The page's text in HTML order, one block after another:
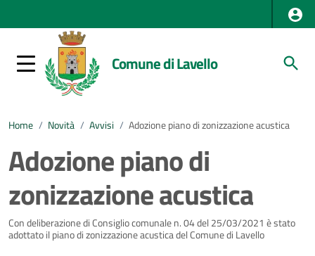
Comune di Lavello
Home / Novità / Avvisi / Adozione piano di zonizzazione acustica
Adozione piano di
zonizzazione acustica
Dettagli della notizia
Con deliberazione di Consiglio comunale n. 04 del 25/03/2021 è stato
adottato il piano di zonizzazione acustica del Comune di Lavello